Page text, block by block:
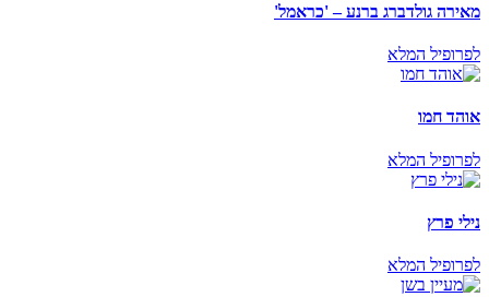
מאירה גולדברג ברנע – 'כראמל'
לפרופיל המלא
אוהד חמו
לפרופיל המלא
נילי פרץ
לפרופיל המלא